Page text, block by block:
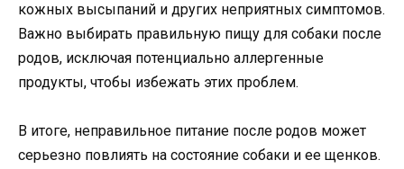
кожных высыпаний и других неприятных симптомов.
Важно выбирать правильную пищу для собаки после
родов, исключая потенциально аллергенные
продукты, чтобы избежать этих проблем.
В итоге, неправильное питание после родов может
серьезно повлиять на состояние собаки и ее щенков.